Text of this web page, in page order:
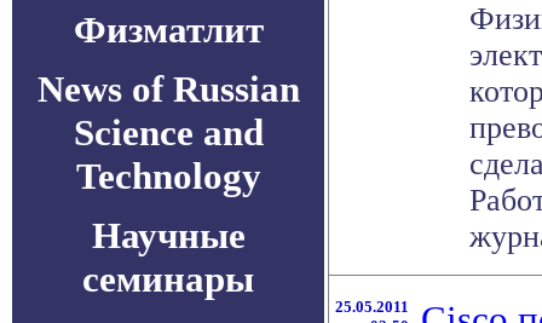
Физматлит
News of Russian
Science and
Technology
Научные
семинары
25.05.2011